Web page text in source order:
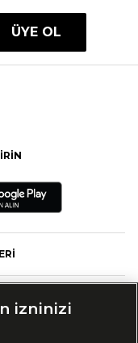
ÜYE OL
izninizi